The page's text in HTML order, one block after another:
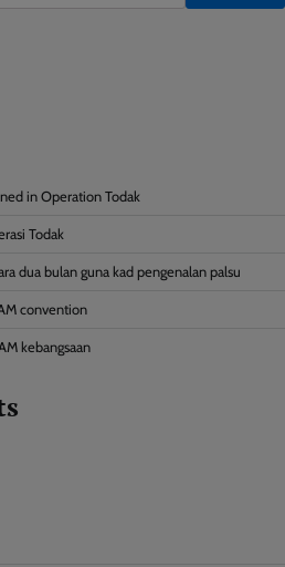
in Operation Todak
Todak
dua bulan guna kad pengenalan palsu
convention
kebangsaan